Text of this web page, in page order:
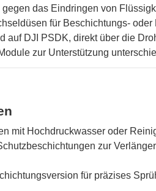
gegen das Eindringen von
für Beschichtungs-
auf DJI PSDK, direkt über die
zur Unterstützung
mit Hochdruckwasser oder
zur